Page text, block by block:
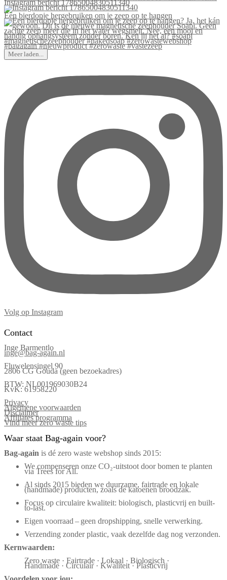
Instagram bericht 17865004830511340
Een bierdopje hergebruiken om je zeep op te hangen
Meer laden...
Volg op Instagram
Contact
Inge Barmentlo
inge@bag-again.nl
Fluwelensingel 90
2806 CG Gouda (geen bezoekadres)
BTW: NL001969030B24
KvK: 61958220
Privacy
Algemene voorwaarden
Disclaimer
Affiliates programma
Vind meer zero waste tips
Waar staat Bag-again voor?
Bag‑again is dé zero waste webshop sinds 2015:
We compenseren onze CO₂-uitstoot door bomen te planten
via Trees for All.
Al sinds 2015 bieden we duurzame, fairtrade en lokale
(handmade) producten, zoals de katoenen broodzak.
Focus op circulaire kwaliteit: biologisch, plasticvrij en built-
to-last.
Eigen voorraad – geen dropshipping, snelle verwerking.
Verzending zonder plastic, vaak dezelfde dag nog verzonden.
Kernwaarden:
Zero waste · Fairtrade · Lokaal · Biologisch ·
Handmade · Circulair · Kwaliteit · Plasticvrij